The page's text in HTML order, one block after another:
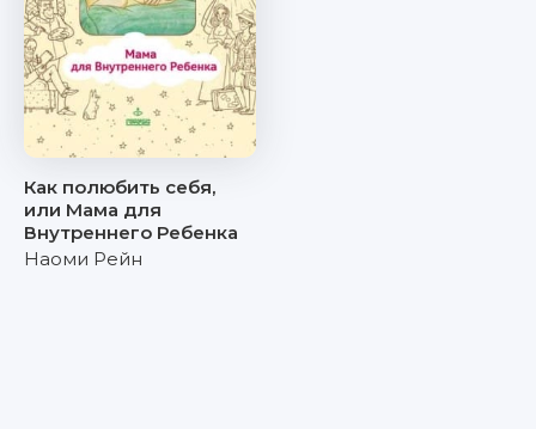
Как полюбить себя,
или Мама для
Внутреннего Ребенка
Наоми Рейн